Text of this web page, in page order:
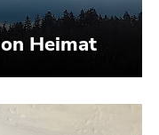
Heimat